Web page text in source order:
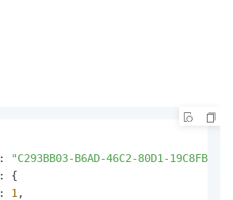
:
"C293BB03-B6AD-46C2-80D1-
: {
: 1 ,